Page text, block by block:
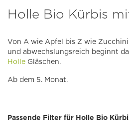
Holle Bio Kürbis
Von A wie Apfel bis Z wie
und abwechslungsreich beginnt
Holle Gläschen.
Ab dem 5. Monat.
Passende Filter für Holle Bio